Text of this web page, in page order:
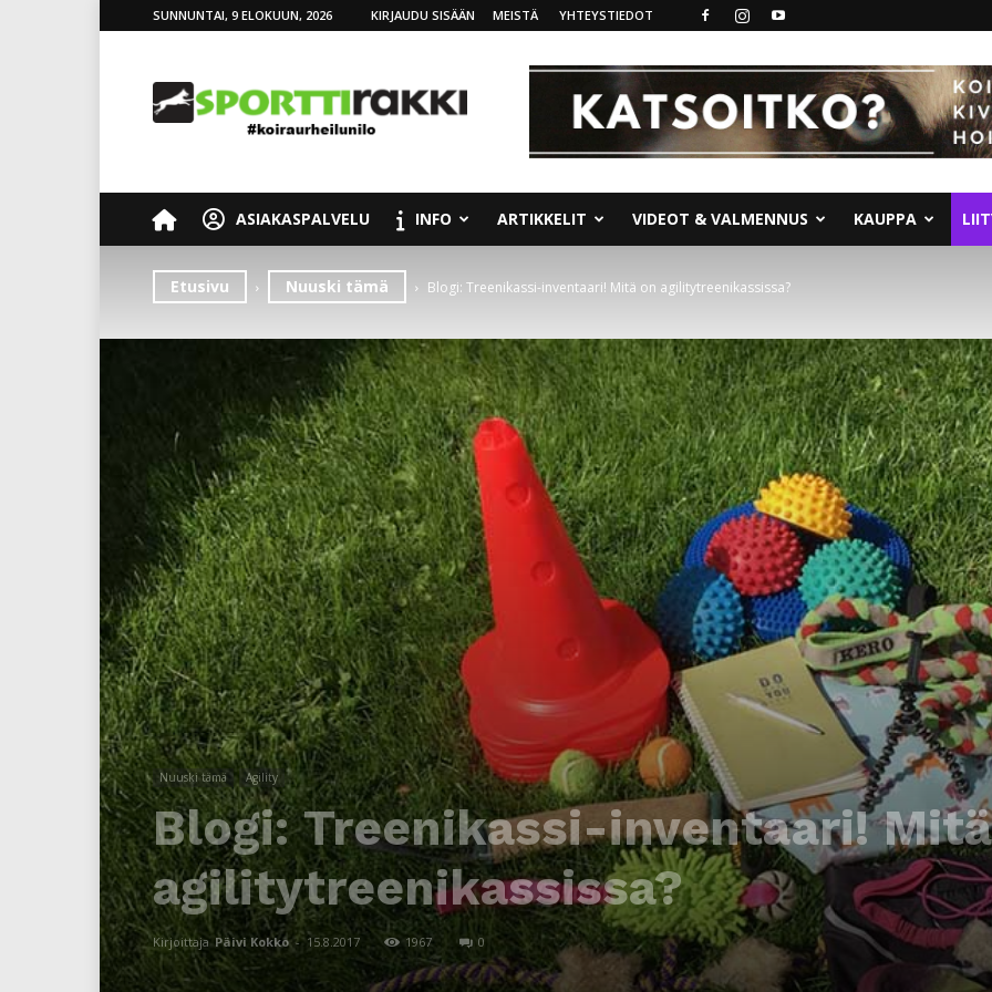
SUNNUNTAI, 9 ELOKUUN, 2026 KIRJAUDU SISÄÄN MEISTÄ YHTEYSTIEDOT
ASIAKASPALVELU INFO ARTIKKELIT VIDEOT & VALMENNUS KAUPPA
Etusivu Nuuski tämä Blogi: Treenikassi-inventaari! Mitä on agilitytreenikassissa?
Nuuski tämä Agility
Blogi: Treenikassi-inventaari!
agilitytreenikassissa?
Kirjoittaja Päivi Kokko - 15.8.2017 1967 0